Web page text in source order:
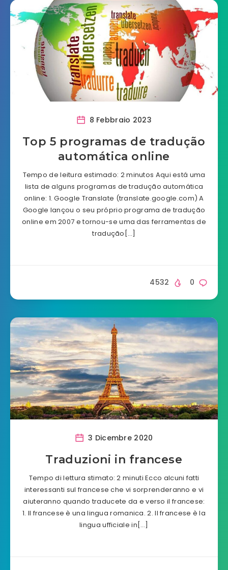
8 Febbraio 2023
Top 5 programas de tradução
automática online
Tempo de leitura estimado: 2 minutos Aqui está uma
lista de alguns programas de tradução automática
online: 1. Google Translate (translate.google.com) A
Google lançou o seu próprio programa de tradução
online em 2007 e tornou-se uma das ferramentas de
tradução[…]
0
4532
3 Dicembre 2020
Traduzioni in francese
Tempo di lettura stimato: 2 minuti Ecco alcuni fatti
interessanti sul francese che vi sorprenderanno e vi
aiuteranno quando traducete da e verso il francese:
1. Il francese è una lingua romanica. 2. Il francese è la
lingua ufficiale in[…]